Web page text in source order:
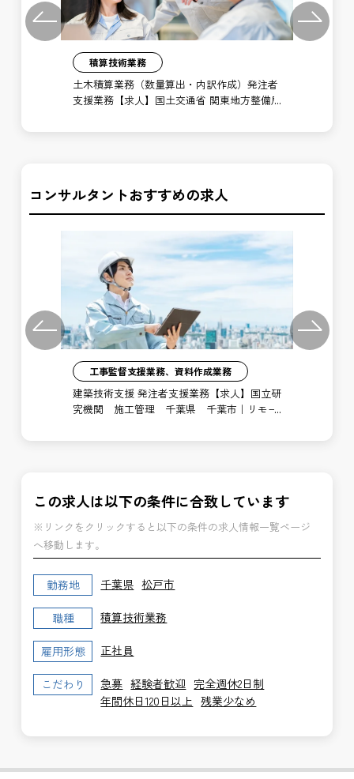
Previous
積算技術業務
土木積算業務（数量算出・内訳作成）発注者
支援業務【求人】国土交通省 関東地方整備局
Next
コンサルタントおすすめの求人
Previous
工事監督支援業務、資料作成業務
建築技術支援 発注者支援業務【求人】国立研
究機関 施工管理 千葉県 千葉市｜リモー
Next
この求人は以下の条件に合致しています
※リンクをクリックすると以下の条件の求人情報一覧ページ
へ移動します。
勤務地 千葉県 松戸市
職種 積算技術業務
雇用形態 正社員
こだわり 急募 経験者歓迎 完全週休2日制
年間休日120日以上 残業少なめ